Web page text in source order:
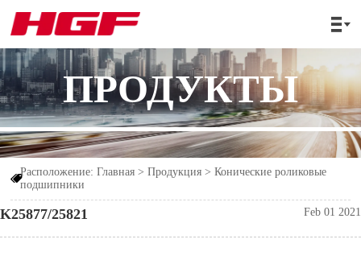

ПРОДУКТЫ

Расположение:Главная >Продукция >Конические роликовые
подшипники
K25877/25821 Feb 01 2021